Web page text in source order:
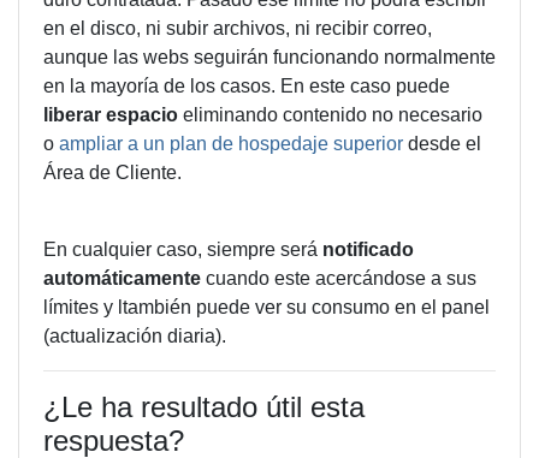
en el disco, ni subir archivos, ni recibir correo,
aunque las webs seguirán funcionando normalmente
en la mayoría de los casos. En este caso puede
liberar espacio eliminando contenido no necesario
o ampliar a un plan de hospedaje superior desde el
Área de Cliente.
En cualquier caso, siempre será notificado
automáticamente cuando este acercándose a sus
límites y ltambién puede ver su consumo en el panel
(actualización diaria).
¿Le ha resultado útil esta
respuesta?